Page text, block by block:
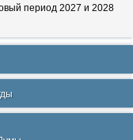
период 2027 и 2028